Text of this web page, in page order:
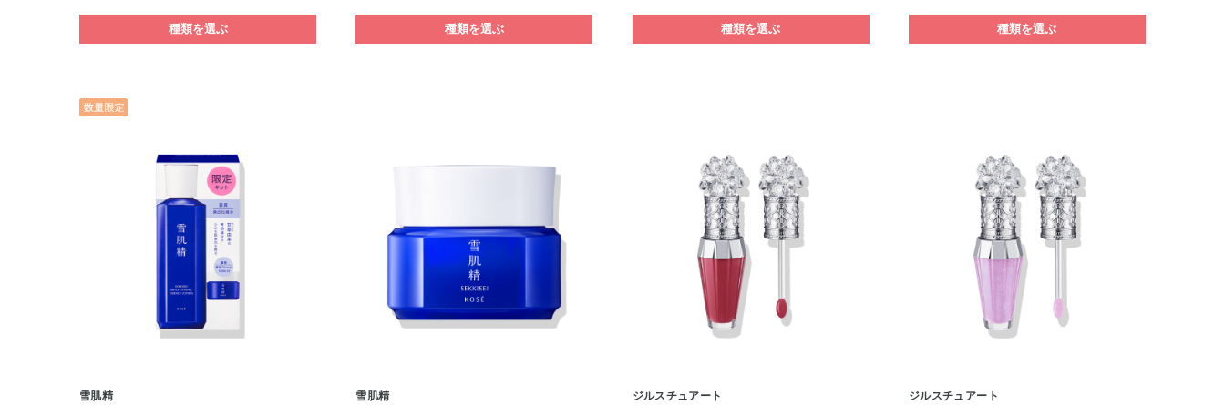
種類を選ぶ 種類を選ぶ 種類を選ぶ 種類を選ぶ
雪肌精 雪肌精 ジルスチュアート ジルスチュアート